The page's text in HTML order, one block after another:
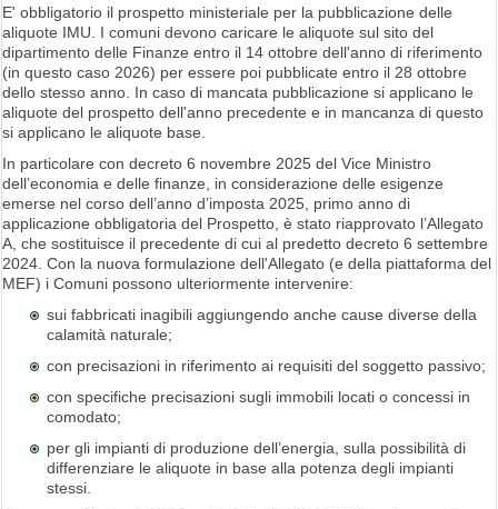
E' obbligatorio il prospetto ministeriale per la pubblicazione delle
aliquote IMU. I comuni devono caricare le aliquote sul sito del
dipartimento delle Finanze entro il 14 ottobre dell'anno di riferimento
(in questo caso 2026) per essere poi pubblicate entro il 28 ottobre
dello stesso anno. In caso di mancata pubblicazione si applicano le
aliquote del prospetto dell'anno precedente e in mancanza di questo
si applicano le aliquote base.
In particolare con decreto 6 novembre 2025 del Vice Ministro
dell’economia e delle finanze, in considerazione delle esigenze
emerse nel corso dell’anno d’imposta 2025, primo anno di
applicazione obbligatoria del Prospetto, è stato riapprovato l’Allegato
A, che sostituisce il precedente di cui al predetto decreto 6 settembre
2024. Con la nuova formulazione dell'Allegato (e della piattaforma del
MEF) i Comuni possono ulteriormente intervenire:
sui fabbricati inagibili aggiungendo anche cause diverse della
calamità naturale;
con precisazioni in riferimento ai requisiti del soggetto passivo;
con specifiche precisazioni sugli immobili locati o concessi in
comodato;
per gli impianti di produzione dell’energia, sulla possibilità di
differenziare le aliquote in base alla potenza degli impianti
stessi.